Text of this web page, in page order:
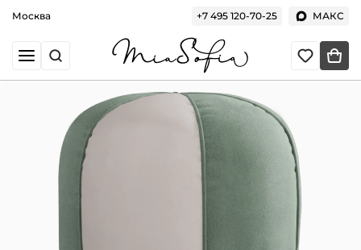
Москва +7 495 120-70-25 МАКС